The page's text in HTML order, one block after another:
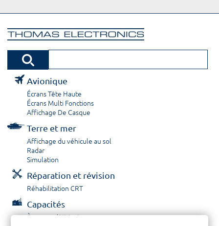
Avionique
Écrans Tête Haute
Écrans Multi Fonctions
Affichage De Casque
Terre et mer
Affichage du véhicule au sol
Radar
Simulation
Réparation et révision
Réhabilitation CRT
Capacités
À propos / Historique